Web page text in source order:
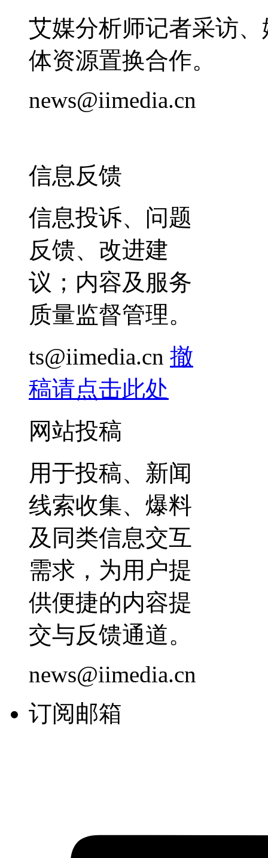
艾媒分析师记者采访
体资源置换合作。
news@iimedia.cn
信息反馈
信息投诉、问题
反馈、改进建
议；内容及服务
质量监督管理。
ts@iimedia.cn 撤
稿请点击此处
网站投稿
用于投稿、新闻
线索收集、爆料
及同类信息交互
需求，为用户提
供便捷的内容提
交与反馈通道。
news@iimedia.cn
订阅邮箱